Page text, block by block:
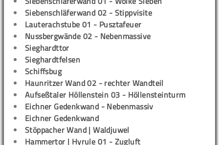
Siebenschläferwand 02 - Stippvisite
Lauterachstube 01 - Pusztafeuer
Nussbergwände 02 - Nebenmassive
Sieghardttor
Sieghardtfelsen
Schiffsbug
Haunritzer Wand 02 - rechter Wandteil
Aufseßtaler Höllenstein 03 - Höllensteinturm
Eichner Gedenkwand - Nebenmassiv
Eichner Gedenkwand
Stöppacher Wand | Waldjuwel
Hammertor | Hyrule 01 - Zugluft